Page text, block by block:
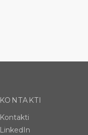
KONTAKTI
Kontakti
LinkedIn